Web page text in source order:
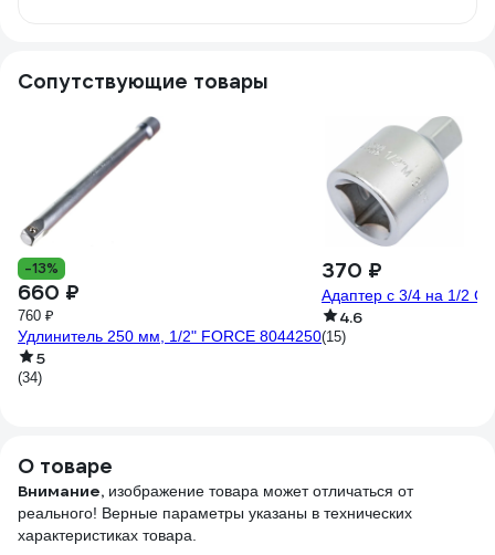
Сопутствующие товары
-13%
660 ₽
760 ₽
Удлинитель 250 мм, 1/2" FORCE 8044250
5
(34)
370 ₽
Адаптер с 3/4 на 1/2
4.6
(15)
О товаре
Внимание, изображение товара может отличаться от
реального! Верные параметры указаны в технических
характеристиках товара.